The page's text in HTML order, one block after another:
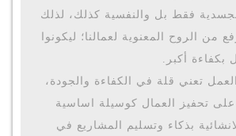
فقط بل والنفسية كذلك، لذلك
من الروح المعنوية لعمالنا؛ ليكونوا
بكفاءة أكبر.
تعني قلة في الكفاءة والجودة،
تحفيز العمال كوسيلة اساسية
بذكاء وتسليم المشاريع في